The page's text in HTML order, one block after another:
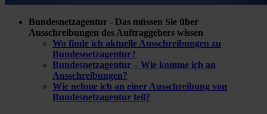
Bundesnetzagentur - Das müssen Sie über
Ausschreibungen des Auftraggebers wissen
Wo finde ich aktuelle Ausschreibungen zu
Bundesnetzagentur?
Bundesnetzagentur – Wie komme ich an
Ausschreibungen?
Wie nehme ich an einer Ausschreibung von
Bundesnetzagentur teil?